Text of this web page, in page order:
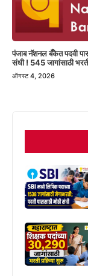
पंजाब नॅशनल बँकेत पदवी
संधी ! 545 जागांसाठी
ऑगस्ट 4, 2026